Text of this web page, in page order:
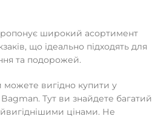
широкий асортимент
що ідеально підходять для
та подорожей.
можете вигідно купити у
Тут ви знайдете багатий
цінами. Не